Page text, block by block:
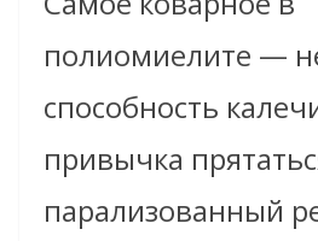
полиомиелите —
способность
привычка
парализованный